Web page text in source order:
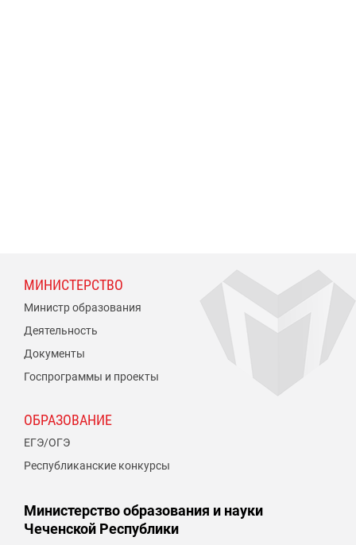
МИНИСТЕРСТВО
Министр образования
Деятельность
Документы
Госпрограммы и проекты
ОБРАЗОВАНИЕ
ЕГЭ/ОГЭ
Республиканские конкурсы
Министерство образования и науки
Чеченской Республики